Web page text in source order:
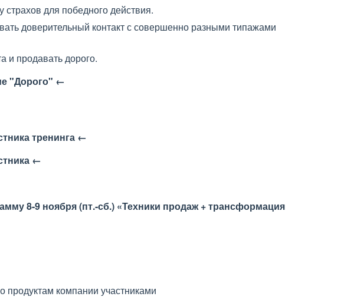
для победного действия.
доверительный контакт с совершенно разными типажами
и продавать дорого.
"Дорого" ←
тренинга ←
←
8-9 ноября (пт.-сб.) «Техники продаж + трансформация
компании участниками